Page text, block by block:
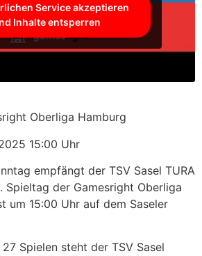
Service akzeptieren
Inhalte entsperren
Oberliga Hamburg
15:00 Uhr
empfängt der TSV Sasel TURA
Spieltag der Gamesright Oberliga
um 15:00 Uhr auf dem Saseler
Spielen steht der TSV Sasel